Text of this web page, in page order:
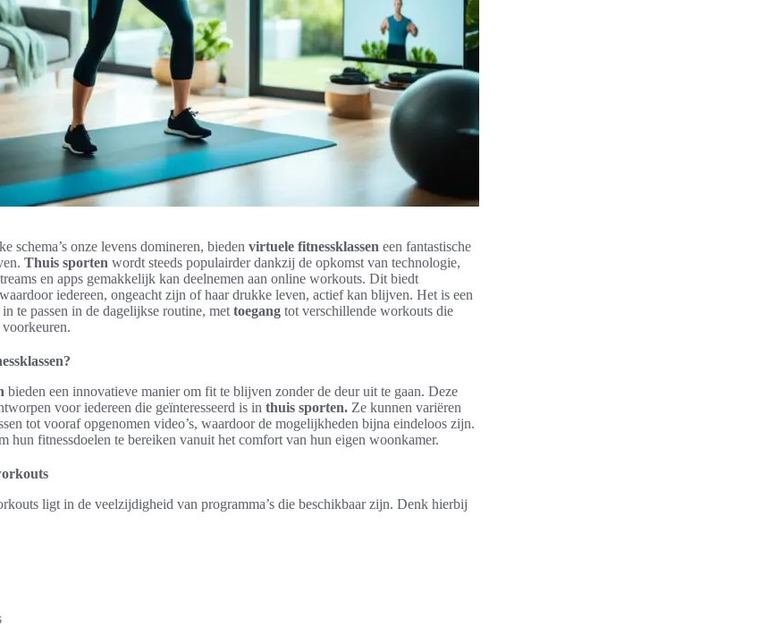
schema’s onze levens domineren, bieden virtuele fitnessklassen een fantastische
Thuis sporten wordt steeds populairder dankzij de opkomst van technologie,
en apps gemakkelijk kan deelnemen aan online workouts. Dit biedt
iedereen, ongeacht zijn of haar drukke leven, actief kan blijven. Het is een
te passen in de dagelijkse routine, met toegang tot verschillende workouts die
bieden een innovatieve manier om fit te blijven zonder de deur uit te gaan. Deze
voor iedereen die geïnteresseerd is in thuis sporten. Ze kunnen variëren
tot vooraf opgenomen video’s, waardoor de mogelijkheden bijna eindeloos zijn.
hun fitnessdoelen te bereiken vanuit het comfort van hun eigen woonkamer.
ligt in de veelzijdigheid van programma’s die beschikbaar zijn. Denk hierbij